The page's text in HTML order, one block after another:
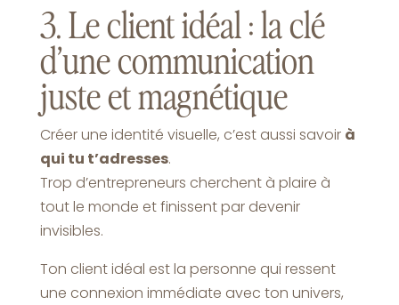
3. Le client idéal : la clé
d’une communication
juste et magnétique
Créer une identité visuelle, c’est aussi savoir à
qui tu t’adresses.
Trop d’entrepreneurs cherchent à plaire à
tout le monde et finissent par devenir
invisibles.
Ton client idéal est la personne qui ressent
une connexion immédiate avec ton univers,